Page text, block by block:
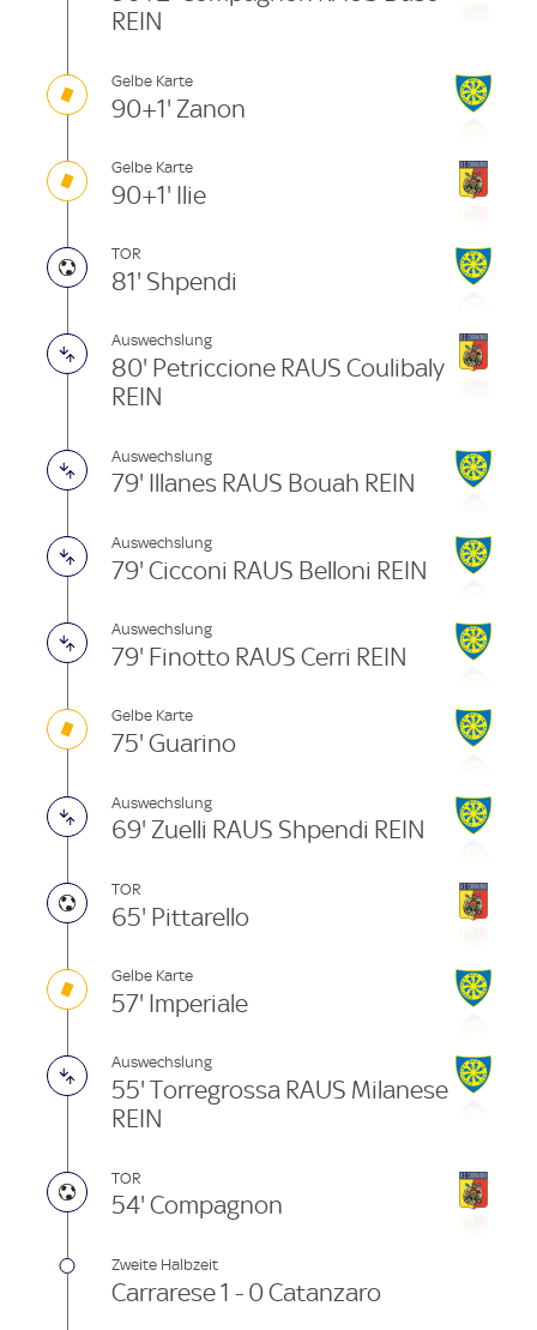
REIN
Gelbe Karte
90+1' Zanon
Gelbe Karte
90+1' Ilie
TOR
81' Shpendi
Auswechslung
80' Petriccione RAUS Coulibaly
REIN
Auswechslung
79' Illanes RAUS Bouah REIN
Auswechslung
79' Cicconi RAUS Belloni REIN
Auswechslung
79' Finotto RAUS Cerri REIN
Gelbe Karte
75' Guarino
Auswechslung
69' Zuelli RAUS Shpendi REIN
TOR
65' Pittarello
Gelbe Karte
57' Imperiale
Auswechslung
55' Torregrossa RAUS Milanese
REIN
TOR
54' Compagnon
Zweite Halbzeit
Carrarese 1 - 0 Catanzaro